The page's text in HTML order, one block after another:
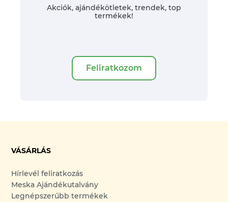
Akciók, ajándékötletek, trendek, top
termékek!
Feliratkozom
VÁSÁRLÁS
Hírlevél feliratkozás
Meska Ajándékutalvány
Legnépszerűbb termékek